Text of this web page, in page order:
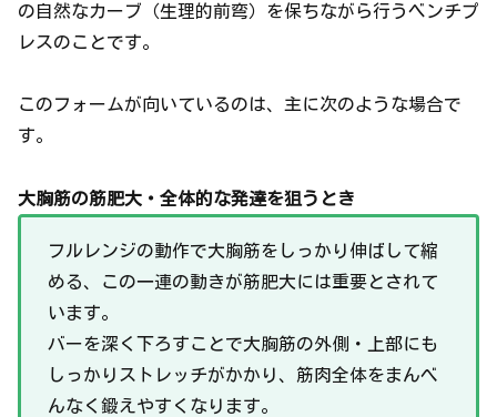
の自然なカーブ（生理的前弯）を保ちながら行うベンチプ
レスのことです。
このフォームが向いているのは、主に次のような場合で
す。
大胸筋の筋肥大・全体的な発達を狙うとき
フルレンジの動作で大胸筋をしっかり伸ばして縮
める、この一連の動きが筋肥大には重要とされて
います。
バーを深く下ろすことで大胸筋の外側・上部にも
しっかりストレッチがかかり、筋肉全体をまんべ
んなく鍛えやすくなります。